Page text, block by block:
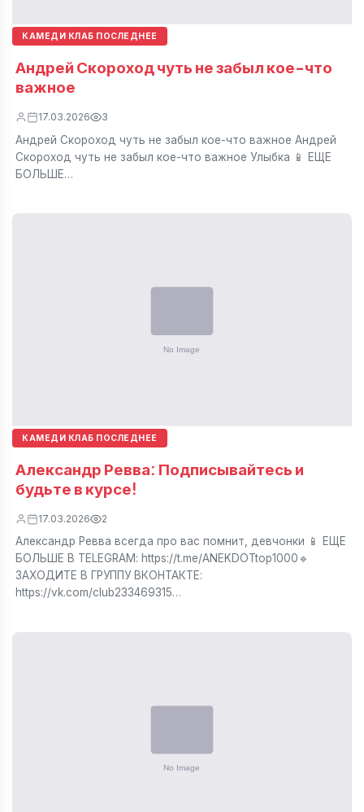
КАМЕДИ КЛАБ ПОСЛЕДНЕЕ
Андрей Скороход чуть не забыл кое-что
важное
17.03.2026 3
Андрей Скороход чуть не забыл кое-что важное Андрей
Скороход чуть не забыл кое-что важное Улыбка 📱 ЕЩЕ
БОЛЬШЕ…
КАМЕДИ КЛАБ ПОСЛЕДНЕЕ
Александр Ревва: Подписывайтесь и
будьте в курсе!
17.03.2026 2
Александр Ревва всегда про вас помнит, девчонки 📱 ЕЩЕ
БОЛЬШЕ В TELEGRAM: https://t.me/ANEKDOTtop1000🔹
ЗАХОДИТЕ В ГРУППУ ВКОНТАКТЕ:
https://vk.com/club233469315…